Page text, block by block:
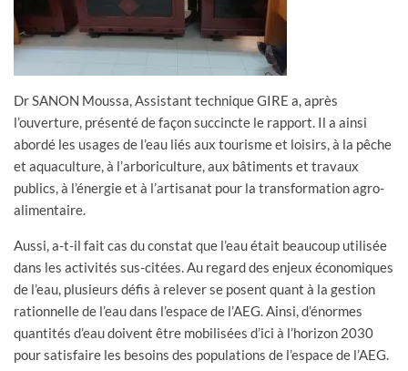
Dr SANON Moussa, Assistant technique GIRE a, après
l’ouverture, présenté de façon succincte le rapport. Il a ainsi
abordé les usages de l’eau liés aux tourisme et loisirs, à la pêche
et aquaculture, à l’arboriculture, aux bâtiments et travaux
publics, à l’énergie et à l’artisanat pour la transformation agro-
alimentaire.
Aussi, a-t-il fait cas du constat que l’eau était beaucoup utilisée
dans les activités sus-citées. Au regard des enjeux économiques
de l’eau, plusieurs défis à relever se posent quant à la gestion
rationnelle de l’eau dans l’espace de l’AEG. Ainsi, d’énormes
quantités d’eau doivent être mobilisées d’ici à l’horizon 2030
pour satisfaire les besoins des populations de l’espace de l’AEG.